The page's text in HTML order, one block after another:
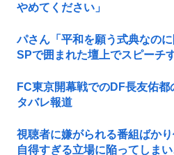
やめてください」
パさん「平和を願う式典なの
SPで囲まれた壇上でスピーチ
FC東京開幕戦でのDF長友佑都
タバレ報道
視聴者に嫌がられる番組ばか
自得すぎる立場に陥ってしま